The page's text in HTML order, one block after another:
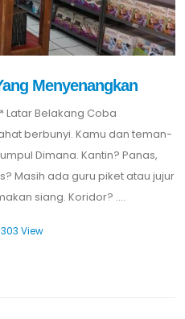
Menyenangkan
Latar Belakang Coba
berbunyi. Kamu dan teman-
Dimana. Kantin? Panas,
Masih ada guru piket atau jujur
siang. Koridor? ....
303 View